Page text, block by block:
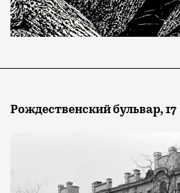
Рождественский бульвар, 17